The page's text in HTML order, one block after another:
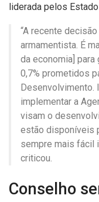
liderada pelos
“A recente
armamentista. É
da economia]
0,7% prometidos
Desenvolvimento.
implementar a
visam o
estão disponíveis
sempre mais fácil
criticou.
Conselho